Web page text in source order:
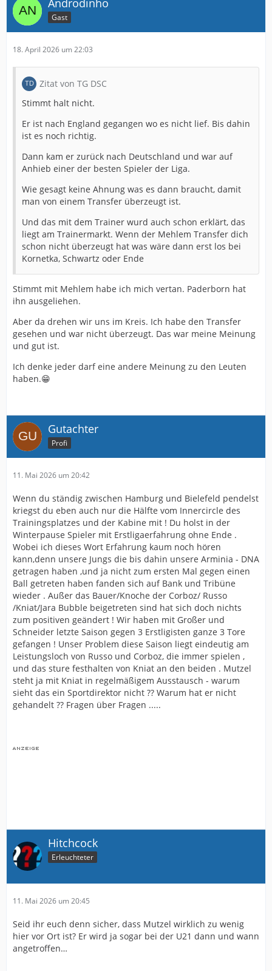
Androdinho
Gast
18. April 2026 um 22:03
Zitat von TG DSC
Stimmt halt nicht.
Er ist nach England gegangen wo es nicht lief. Bis dahin
ist es noch richtig.
Dann kam er zurück nach Deutschland und war auf
Anhieb einer der besten Spieler der Liga.
Wie gesagt keine Ahnung was es dann braucht, damit
man von einem Transfer überzeugt ist.
Und das mit dem Trainer wurd auch schon erklärt, das
liegt am Trainermarkt. Wenn der Mehlem Transfer dich
schon nicht überzeugt hat was wäre dann erst los bei
Kornetka, Schwartz oder Ende
Stimmt mit Mehlem habe ich mich vertan. Paderborn hat
ihn ausgeliehen.
Aber da drehen wir uns im Kreis. Ich habe den Transfer
gesehen und war nicht überzeugt. Das war meine Meinung
und gut ist.
Ich denke jeder darf eine andere Meinung zu den Leuten
haben.😁
Gutachter
Profi
11. Mai 2026 um 20:42
Wenn du ständig zwischen Hamburg und Bielefeld pendelst
kriegst du eben auch nur die Hälfte vom Innercircle des
Trainingsplatzes und der Kabine mit ! Du holst in der
Winterpause Spieler mit Erstligaerfahrung ohne Ende .
Wobei ich dieses Wort Erfahrung kaum noch hören
kann,denn unsere Jungs die bis dahin unsere Arminia - DNA
getragen haben ,und ja nicht zum ersten Mal gegen einen
Ball getreten haben fanden sich auf Bank und Tribüne
wieder . Außer das Bauer/Knoche der Corboz/ Russo
/Kniat/Jara Bubble beigetreten sind hat sich doch nichts
zum positiven geändert ! Wir haben mit Großer und
Schneider letzte Saison gegen 3 Erstligisten ganze 3 Tore
gefangen ! Unser Problem diese Saison liegt eindeutig am
Leistungsloch von Russo und Corboz, die immer spielen ,
und das sture festhalten von Kniat an den beiden . Mutzel
steht ja mit Kniat in regelmäßigem Ausstausch - warum
sieht das ein Sportdirektor nicht ?? Warum hat er nicht
gehandelt ?? Fragen über Fragen .....
Hitchcock
Erleuchteter
11. Mai 2026 um 20:45
Seid ihr euch denn sicher, dass Mutzel wirklich zu wenig
hier vor Ort ist? Er wird ja sogar bei der U21 dann und wann
angetroffen…